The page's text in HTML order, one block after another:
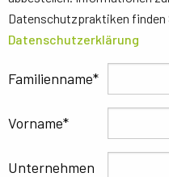
Datenschutzpraktiken finden
Datenschutzerklärung
Familienname
Vorname
Unternehmen